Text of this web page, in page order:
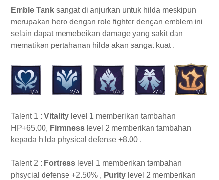
Emble Tank sangat di anjurkan untuk hilda meskipun
merupakan hero dengan role fighter dengan emblem ini
selain dapat memebeikan damage yang sakit dan
mematikan pertahanan hilda akan sangat kuat .
Talent 1 : Vitality level 1 memberikan tambahan
HP+65.00, Firmness level 2 memberikan tambahan
kepada hilda physical defense +8.00 .
Talent 2 : Fortress level 1 memberikan tambahan
phsycial defense +2.50% , Purity level 2 memberikan